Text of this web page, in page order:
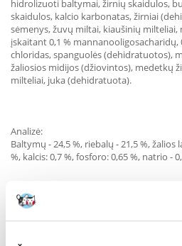
hidrolizuoti baltymai, žirnių skaidulos,
skaidulos, kalcio karbonatas, žirniai
sėmenys, žuvų miltai, kiaušinių
įskaitant 0,1 % mannanooligosacharidų,
chloridas, spanguolės (dehidratuotos),
žaliosios midijos (džiovintos), medetkų
milteliai, juka (dehidratuota).
Analizė:
Baltymų - 24,5 %, riebalų - 21,5 %, žalios
%, kalcis: 0,7 %, fosforo: 0,65 %, natrio -
Priedai 1 kg:
Vitaminas A: 25 000 TV, vitaminas D3: 1